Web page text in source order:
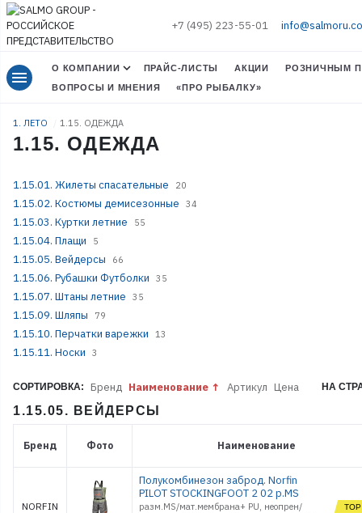
+7 (495) 223-55-01
menu О КОМПАНИИ ПРАЙС-ЛИСТЫ АКЦИИ
РОЗНИЧНЫМ
ВОПРОСЫ И МНЕНИЯ
«ПРО РЫБАЛКУ»
1. ЛЕТО 1.15. ОДЕЖДА
1.15. ОДЕЖДА
1.15.01. Жилеты спасательные 20
1.15.02. Костюмы демисезонные 34
1.15.03. Куртки летние 55
1.15.04. Плащи 5
1.15.05. Вейдерсы 66
1.15.06. Рубашки Футболки 35
1.15.07. Штаны летние 35
1.15.09. Шляпы 79
1.15.10. Перчатки варежки 13
1.15.11. Носки 3
СОРТИРОВКА: Бренд Наименование Артикул Цена НА
1.15.05. ВЕЙДЕРСЫ
Бренд Фото Наименование
NORFIN
Полукомбинезон заброд. Norfin
PILOT STOCKINGFOOT 2 02 р.MS
разм.MS/мат.мембрана+ PU, неопрен/